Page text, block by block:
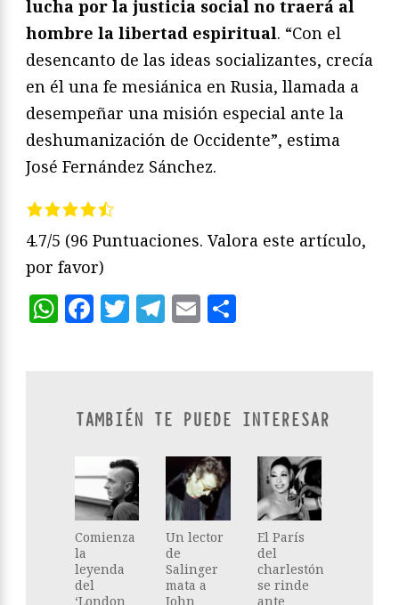
lucha por la justicia social no traerá al
hombre la libertad espiritual. “Con el
desencanto de las ideas socializantes, crecía
en él una fe mesiánica en Rusia, llamada a
desempeñar una misión especial ante la
deshumanización de Occidente”, estima
José Fernández Sánchez.
4.7/5 (96 Puntuaciones. Valora este artículo,
por favor)
WhatsApp
Facebook
Twitter
Telegram
Email
TAMBIÉN TE PUEDE INTERESAR
Comienza
la
leyenda
del
‘London
Un lector
de
Salinger
mata a
John
El París
del
charlestón
se rinde
ante